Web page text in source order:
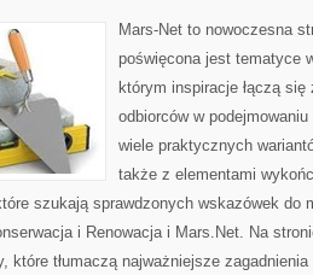
Mars-Net to nowoczesna
poświęcona jest tematyce
którym inspiracje łączą
odbiorców w
wiele praktycznych
także z elementami
szukają sprawdzonych wskazówek do
i Renowacja i Mars.Net. Na
które tłumaczą najważniejsze